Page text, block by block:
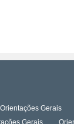
Gerais
Gerais